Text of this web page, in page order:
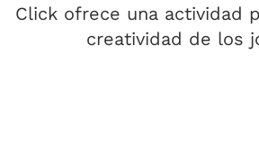
Click ofrece una actividad
creatividad de los